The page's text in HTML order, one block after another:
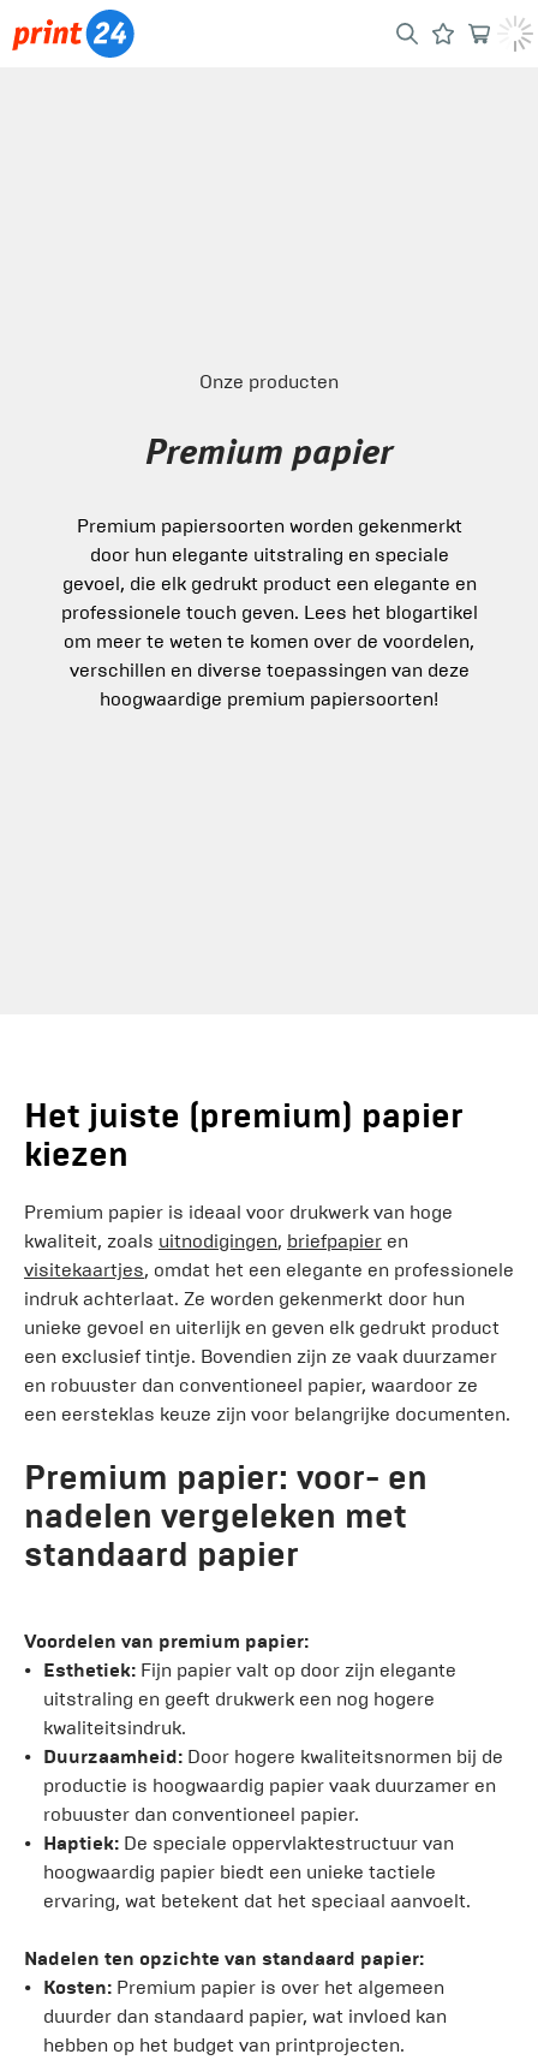
Onze producten
Premium papier
Premium papiersoorten worden gekenmerkt
door hun elegante uitstraling en speciale
gevoel, die elk gedrukt product een elegante en
professionele touch geven. Lees het blogartikel
om meer te weten te komen over de voordelen,
verschillen en diverse toepassingen van deze
hoogwaardige premium papiersoorten!
Het juiste (premium) papier
kiezen
Premium papier is ideaal voor drukwerk van hoge
kwaliteit, zoals uitnodigingen, briefpapier en
visitekaartjes, omdat het een elegante en professionele
indruk achterlaat. Ze worden gekenmerkt door hun
unieke gevoel en uiterlijk en geven elk gedrukt product
een exclusief tintje. Bovendien zijn ze vaak duurzamer
en robuuster dan conventioneel papier, waardoor ze
een eersteklas keuze zijn voor belangrijke documenten.
Premium papier: voor- en
nadelen vergeleken met
standaard papier
Voordelen van premium papier:
Esthetiek: Fijn papier valt op door zijn elegante
uitstraling en geeft drukwerk een nog hogere
kwaliteitsindruk.
Duurzaamheid: Door hogere kwaliteitsnormen bij de
productie is hoogwaardig papier vaak duurzamer en
robuuster dan conventioneel papier.
Haptiek: De speciale oppervlaktestructuur van
hoogwaardig papier biedt een unieke tactiele
ervaring, wat betekent dat het speciaal aanvoelt.
Nadelen ten opzichte van standaard papier:
Kosten: Premium papier is over het algemeen
duurder dan standaard papier, wat invloed kan
hebben op het budget van printprojecten.